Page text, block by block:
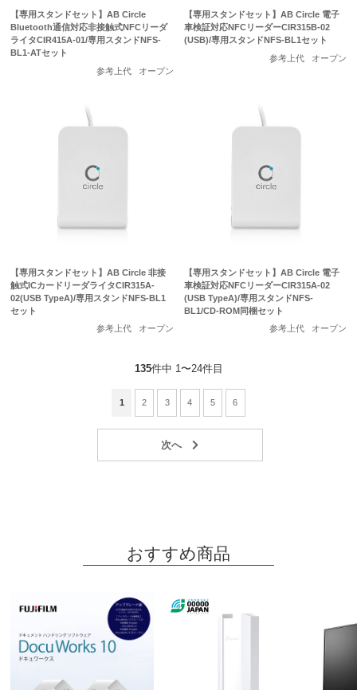
【専用スタンドセット】AB Circle
Bluetooth通信対応非接触式NFCリーダ
ライタCIR415A-01/専用スタンドNFS-
BL1-ATセット
参考上代
オープン
【専用スタンドセット】AB Circle 電子
車検証対応NFCリーダーCIR315B-02
(USB)/専用スタンドNFS-BL1セット
参考上代
オープン
【専用スタンドセット】AB Circle 非接
触式ICカードリーダライタCIR315A-
02(USB TypeA)/専用スタンドNFS-BL1
セット
参考上代
オープン
【専用スタンドセット】AB Circle 電子
車検証対応NFCリーダーCIR315A-02
(USB TypeA)/専用スタンドNFS-
BL1/CD-ROM同梱セット
参考上代
オープン
135件中 1〜24件目
1 2 3 4 5 6
おすすめ商品